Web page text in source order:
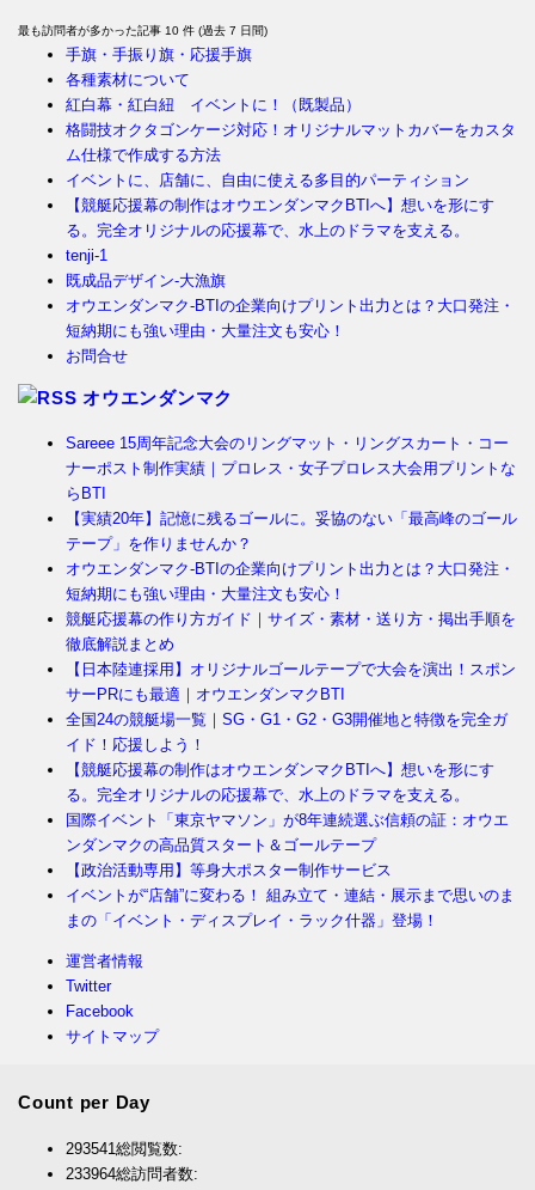
最も訪問者が多かった記事 10 件 (過去 7 日間)
手旗・手振り旗・応援手旗
各種素材について
紅白幕・紅白紐 イベントに！（既製品）
格闘技オクタゴンケージ対応！オリジナルマットカバーをカスタ
ム仕様で作成する方法
イベントに、店舗に、自由に使える多目的パーティション
【競艇応援幕の制作はオウエンダンマクBTIへ】想いを形にす
る。完全オリジナルの応援幕で、水上のドラマを支える。
tenji-1
既成品デザイン-大漁旗
オウエンダンマク-BTIの企業向けプリント出力とは？大口発注・
短納期にも強い理由・大量注文も安心！
お問合せ
オウエンダンマク
Sareee 15周年記念大会のリングマット・リングスカート・コー
ナーポスト制作実績｜プロレス・女子プロレス大会用プリントな
らBTI
【実績20年】記憶に残るゴールに。妥協のない「最高峰のゴール
テープ」を作りませんか？
オウエンダンマク-BTIの企業向けプリント出力とは？大口発注・
短納期にも強い理由・大量注文も安心！
競艇応援幕の作り方ガイド｜サイズ・素材・送り方・掲出手順を
徹底解説まとめ
【日本陸連採用】オリジナルゴールテープで大会を演出！スポン
サーPRにも最適｜オウエンダンマクBTI
全国24の競艇場一覧｜SG・G1・G2・G3開催地と特徴を完全ガ
イド！応援しよう！
【競艇応援幕の制作はオウエンダンマクBTIへ】想いを形にす
る。完全オリジナルの応援幕で、水上のドラマを支える。
国際イベント「東京ヤマソン」が8年連続選ぶ信頼の証：オウエ
ンダンマクの高品質スタート＆ゴールテープ
【政治活動専用】等身大ポスター制作サービス
イベントが“店舗”に変わる！ 組み立て・連結・展示まで思いのま
まの「イベント・ディスプレイ・ラック什器」登場！
運営者情報
Twitter
Facebook
サイトマップ
Count per Day
293541総閲覧数:
233964総訪問者数: